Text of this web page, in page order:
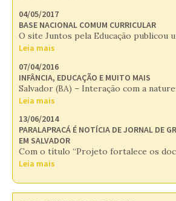
04/05/2017
BASE NACIONAL COMUM CURRICULAR
O site Juntos pela Educação publicou
Leia mais
07/04/2016
INFÂNCIA, EDUCAÇÃO E MUITO MAIS
Salvador (BA) – Interação com a
Leia mais
13/06/2014
PARALAPRACÁ É NOTÍCIA DE JORNAL DE
EM SALVADOR
Com o título “Projeto fortalece os
Leia mais